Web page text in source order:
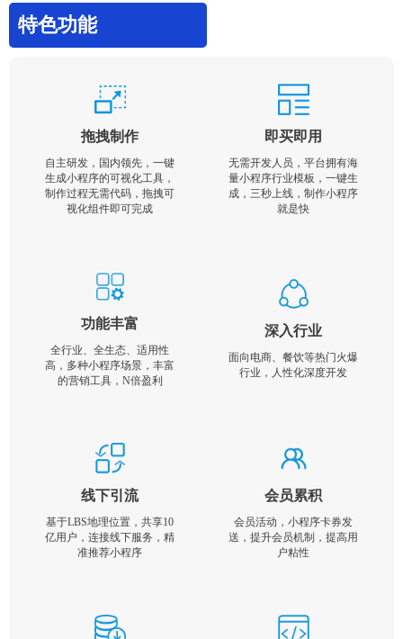
特色功能
拖拽制作
自主研发，国内领先，一键
生成小程序的可视化工具，
制作过程无需代码，拖拽可
视化组件即可完成
即买即用
无需开发人员，平台拥有海
量小程序行业模板，一键生
成，三秒上线，制作小程序
就是快
功能丰富
全行业、全生态、适用性
高，多种小程序场景，丰富
的营销工具，N倍盈利
深入行业
面向电商、餐饮等热门火爆
行业，人性化深度开发
线下引流
基于LBS地理位置，共享10
亿用户，连接线下服务，精
准推荐小程序
会员累积
会员活动，小程序卡券发
送，提升会员机制，提高用
户粘性